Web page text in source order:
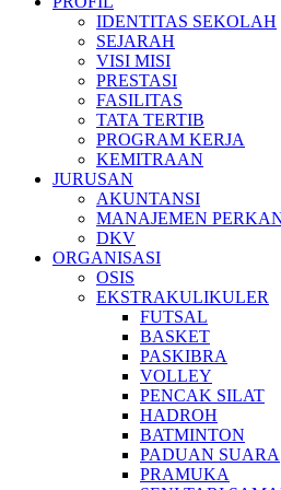
IDENTITAS SEKOLAH
SEJARAH
VISI MISI
PRESTASI
FASILITAS
TATA TERTIB
PROGRAM KERJA
KEMITRAAN
JURUSAN
AKUNTANSI
MANAJEMEN
DKV
ORGANISASI
OSIS
EKSTRAKULIKULER
FUTSAL
BASKET
PASKIBRA
VOLLEY
PENCAK SILAT
HADROH
BATMINTON
PADUAN SUARA
PRAMUKA